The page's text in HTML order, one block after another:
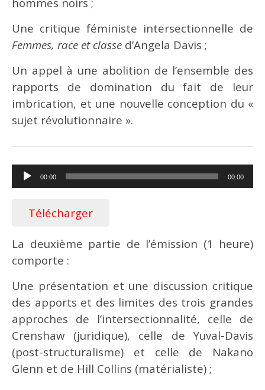
Une critique féministe intersectionnelle de
Femmes, race et classe d’Angela Davis ;
Un appel à une abolition de l’ensemble des
rapports de domination du fait de leur
imbrication, et une nouvelle conception du «
sujet révolutionnaire ».
Lecteur
audio
00:00 00:00
Télécharger
La deuxième partie de l’émission (1 heure)
comporte :
Une présentation et une discussion critique
des apports et des limites des trois grandes
approches de l’intersectionnalité, celle de
Crenshaw (juridique), celle de Yuval-Davis
(post-structuralisme) et celle de Nakano
Glenn et de Hill Collins (matérialiste) ;